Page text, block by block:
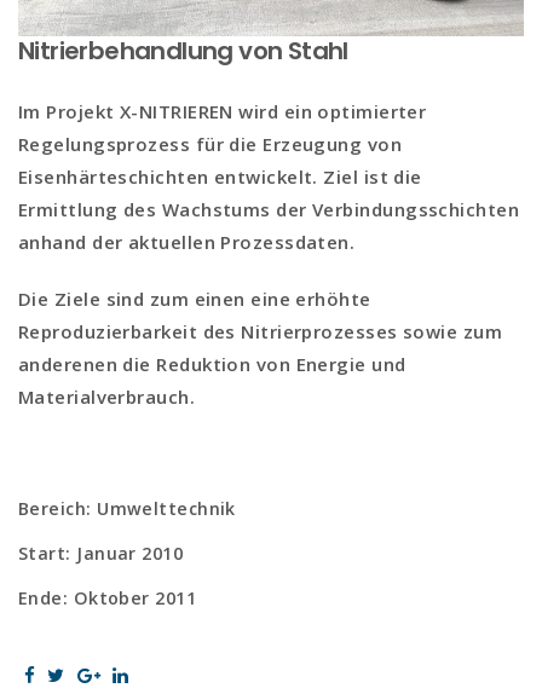
Nitrierbehandlung von Stahl
Im Projekt X-NITRIEREN wird ein optimierter
Regelungsprozess für die Erzeugung von
Eisenhärteschichten entwickelt. Ziel ist die
Ermittlung des Wachstums der Verbindungsschichten
anhand der aktuellen Prozessdaten.
Die Ziele sind zum einen eine erhöhte
Reproduzierbarkeit des Nitrierprozesses sowie zum
anderenen die Reduktion von Energie und
Materialverbrauch.
Bereich: Umwelttechnik
Start: Januar 2010
Ende: Oktober 2011